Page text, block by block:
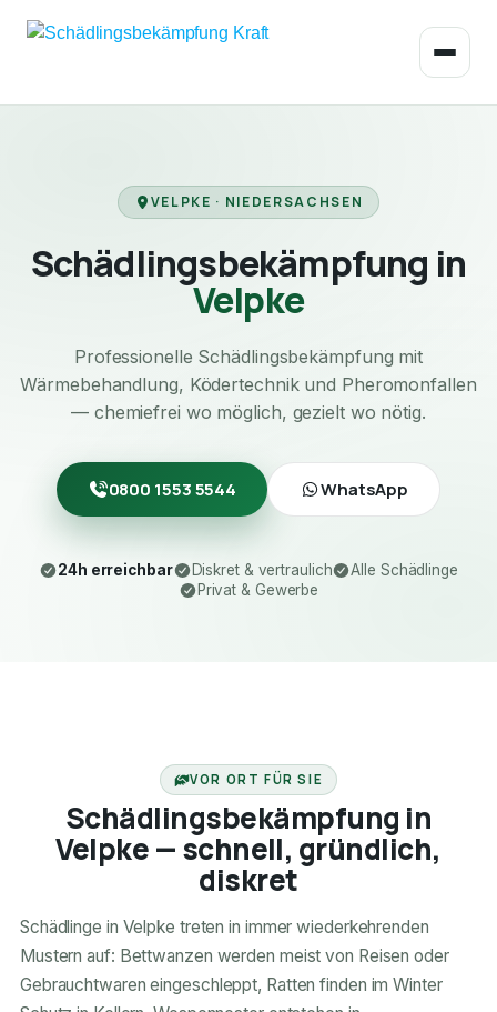
VELPKE · NIEDERSACHSEN
Schädlingsbekämpfung in
Velpke
Professionelle Schädlingsbekämpfung mit
Wärmebehandlung, Ködertechnik und Pheromonfallen
— chemiefrei wo möglich, gezielt wo nötig.
0800 1553 5544 WhatsApp
24h erreichbar Diskret & vertraulich
Alle Schädlinge
Privat & Gewerbe
VOR ORT FÜR SIE
Schädlingsbekämpfung in
Velpke — schnell, gründlich,
diskret
Schädlinge in Velpke treten in immer wiederkehrenden
Mustern auf: Bettwanzen werden meist von Reisen oder
Gebrauchtwaren eingeschleppt, Ratten finden im Winter